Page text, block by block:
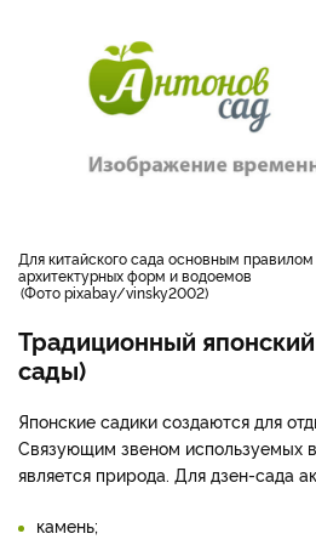
для китайского сада основным правилом является наличие каменных
архитектурных форм и водоемов
Фото pixabay/vinsky2002
Традиционный
сады)
Японские садики создаются для
Связующим звеном используемых
является природа. Для дзен-сада
камень;